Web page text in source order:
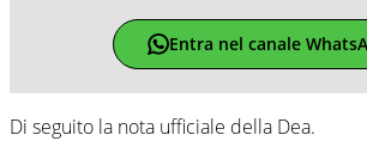
Entra nel canale
Di seguito la nota ufficiale della Dea.